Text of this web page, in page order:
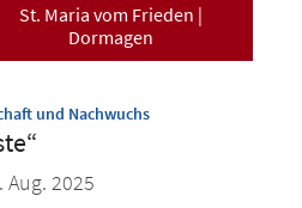
St. Maria vom Frieden |
Dormagen
und Nachwuchs:
Aug. 2025